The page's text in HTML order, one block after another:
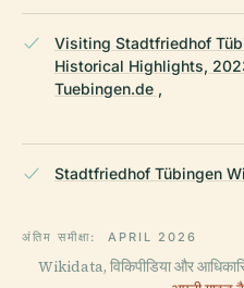
Visiting Stadtfriedhof
Historical Highlights,
Tuebingen.de ,
Stadtfriedhof Tübingen
अंतिम समीक्षा: APRIL 2026
Wikidata, विकिपीडिया और